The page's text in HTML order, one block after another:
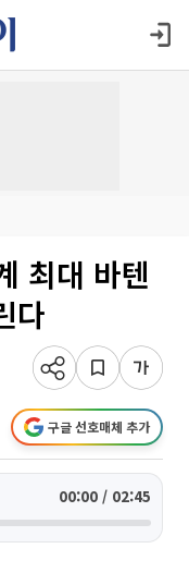
최대 바텐
다
구글 선호매체 추가
00:00 / 02:45